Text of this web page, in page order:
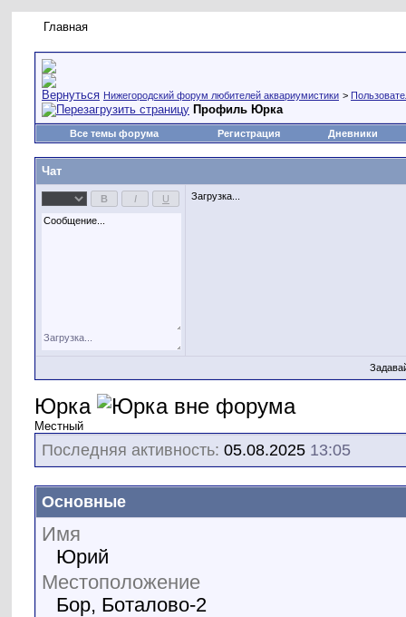
Главная
Нижегородский форум любителей аквариумистики >
Профиль Юрка
Все темы форума Регистрация Дневники
Чат
Загрузка...
Юрка
Местный
Последняя активность: 05.08.2025 13:05
Основные
Имя
Юрий
Местоположение
Бор, Боталово-2